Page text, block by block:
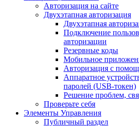
Авторизация на сайте
Двухэтапная авторизация
Двухэтапная
Подключение
авторизации
Резервные коды
Мобильное
Авторизация с
Аппаратное
паролей (USB-токен)
Решение проблем,
Проверьте себя
Элементы Управления
Публичный раздел